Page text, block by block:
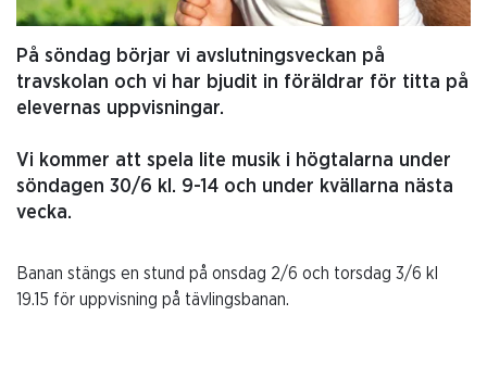
På söndag börjar vi avslutningsveckan på
travskolan och vi har bjudit in föräldrar för titta på
elevernas uppvisningar.
Vi kommer att spela lite musik i högtalarna under
söndagen 30/6 kl. 9-14 och under kvällarna nästa
vecka.
Banan stängs en stund på onsdag 2/6 och torsdag 3/6 kl
19.15 för uppvisning på tävlingsbanan.